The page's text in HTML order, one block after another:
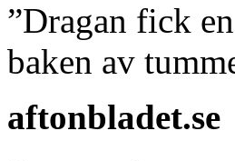
”Dragan fick
baken av
aftonbladet.se